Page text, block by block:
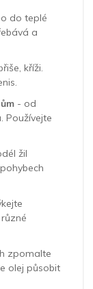
do teplé
a
kříži.
- od
Používejte
žil
zpomalte
olej působit